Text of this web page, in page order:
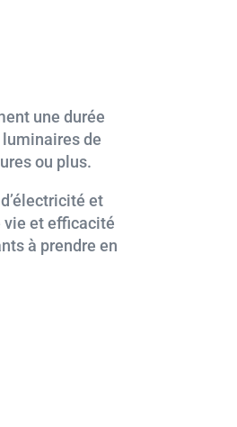
une durée
luminaires de
ou plus.
et
vie et efficacité
à prendre en